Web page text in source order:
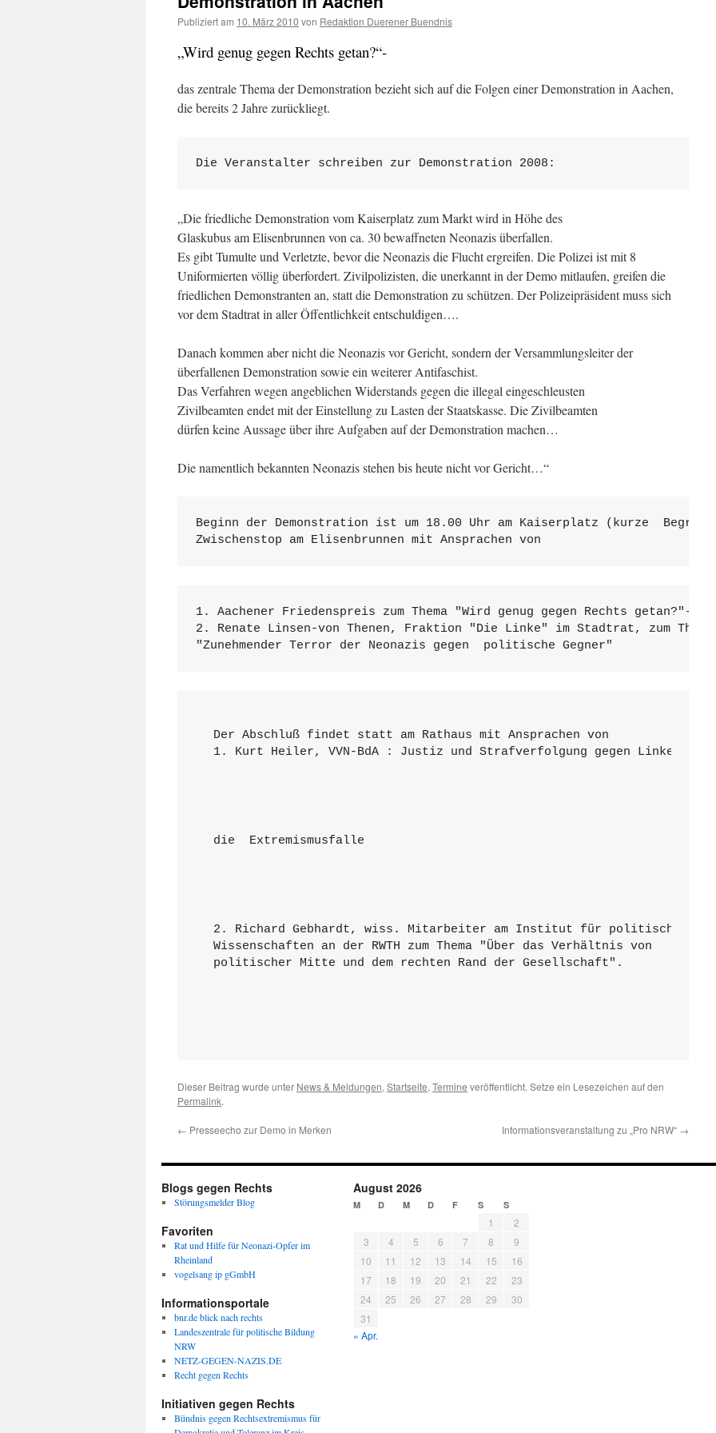
Publiziert am 10. März 2010 von Redaktion Duerener Buendnis
„Wird genug gegen Rechts getan?“-
das zentrale Thema der Demonstration bezieht sich auf die Folgen einer Demonstration in Aachen,
die bereits 2 Jahre zurückliegt.
Die Veranstalter schreiben zur Demonstration 2008:
„Die friedliche Demonstration vom Kaiserplatz zum Markt wird in Höhe des
Glaskubus am Elisenbrunnen von ca. 30 bewaffneten Neonazis überfallen.
Es gibt Tumulte und Verletzte, bevor die Neonazis die Flucht ergreifen. Die Polizei ist mit 8
Uniformierten völlig überfordert. Zivilpolizisten, die unerkannt in der Demo mitlaufen, greifen die
friedlichen Demonstranten an, statt die Demonstration zu schützen. Der Polizeipräsident muss sich
vor dem Stadtrat in aller Öffentlichkeit entschuldigen….
Danach kommen aber nicht die Neonazis vor Gericht, sondern der Versammlungsleiter der
überfallenen Demonstration sowie ein weiterer Antifaschist.
Das Verfahren wegen angeblichen Widerstands gegen die illegal eingeschleusten
Zivilbeamten endet mit der Einstellung zu Lasten der Staatskasse. Die Zivilbeamten
dürfen keine Aussage über ihre Aufgaben auf der Demonstration machen…
Die namentlich bekannten Neonazis stehen bis heute nicht vor Gericht…“
Beginn der Demonstration ist um 18.00 Uhr am Kaiserplatz (kurze
Zwischenstop am Elisenbrunnen mit Ansprachen von
1. Aachener Friedenspreis zum Thema "Wird genug gegen Rechts getan?"-
2. Renate Linsen-von Thenen, Fraktion "Die Linke" im Stadtrat, zum Thema
"Zunehmender Terror der Neonazis gegen  politische Gegner"
Der Abschluß findet statt am Rathaus mit Ansprachen von
1. Kurt Heiler, VVN-BdA : Justiz und Strafverfolgung gegen Linke,
die  Extremismusfalle
2. Richard Gebhardt, wiss. Mitarbeiter am Institut für politische
Wissenschaften an der RWTH zum Thema "Über das Verhältnis von
politischer Mitte und dem rechten Rand der Gesellschaft".
Dieser Beitrag wurde unter News & Meldungen, Startseite, Termine veröffentlicht. Setze ein Lesezeichen auf den
Permalink.
← Presseecho zur Demo in Merken Informationsveranstaltung zu „Pro NRW“ →
Blogs gegen Rechts
Störungsmelder Blog
Favoriten
Rat und Hilfe für Neonazi-Opfer im
Rheinland
vogelsang ip gGmbH
Informationsportale
bnr.de blick nach rechts
Landeszentrale für politische Bildung
NRW
NETZ-GEGEN-NAZIS.DE
Recht gegen Rechts
Initiativen gegen Rechts
Bündnis gegen Rechtsextremismus für
August 2026
M D M D F S S
1
2
3
4 5 6 7 8
9
10
11 12 13 14 15
16
17
18 19 20 21 22
23
24
25 26 27 28 29
30
31
« Apr.